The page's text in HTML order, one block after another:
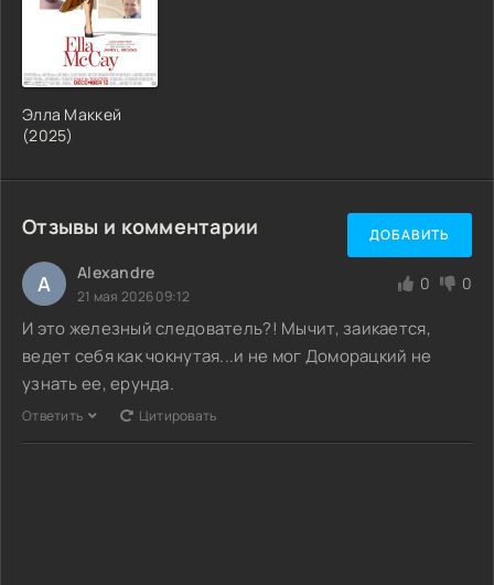
Элла Маккей
(2025)
Отзывы и комментарии ДОБАВИТЬ
A Alexandre
21 мая 2026 09:12
0 0
И это железный следователь?! Мычит, заикается,
ведет себя как чокнутая...и не мог Доморацкий не
узнать ее, ерунда.
Ответить Цитировать